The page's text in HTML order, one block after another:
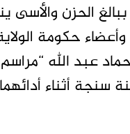
الحزن
حكومة
عبد الله
سنجة أثناء